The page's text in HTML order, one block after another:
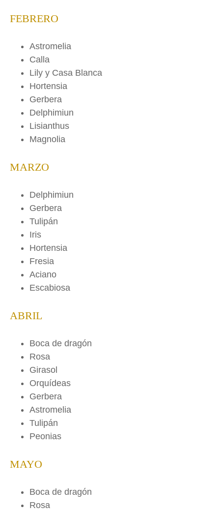
FEBRERO
Astromelia
Calla
Lily y Casa Blanca
Hortensia
Gerbera
Delphimiun
Lisianthus
Magnolia
MARZO
Delphimiun
Gerbera
Tulipán
Iris
Hortensia
Fresia
Aciano
Escabiosa
ABRIL
Boca de dragón
Rosa
Girasol
Orquídeas
Gerbera
Astromelia
Tulipán
Peonias
MAYO
Boca de dragón
Rosa